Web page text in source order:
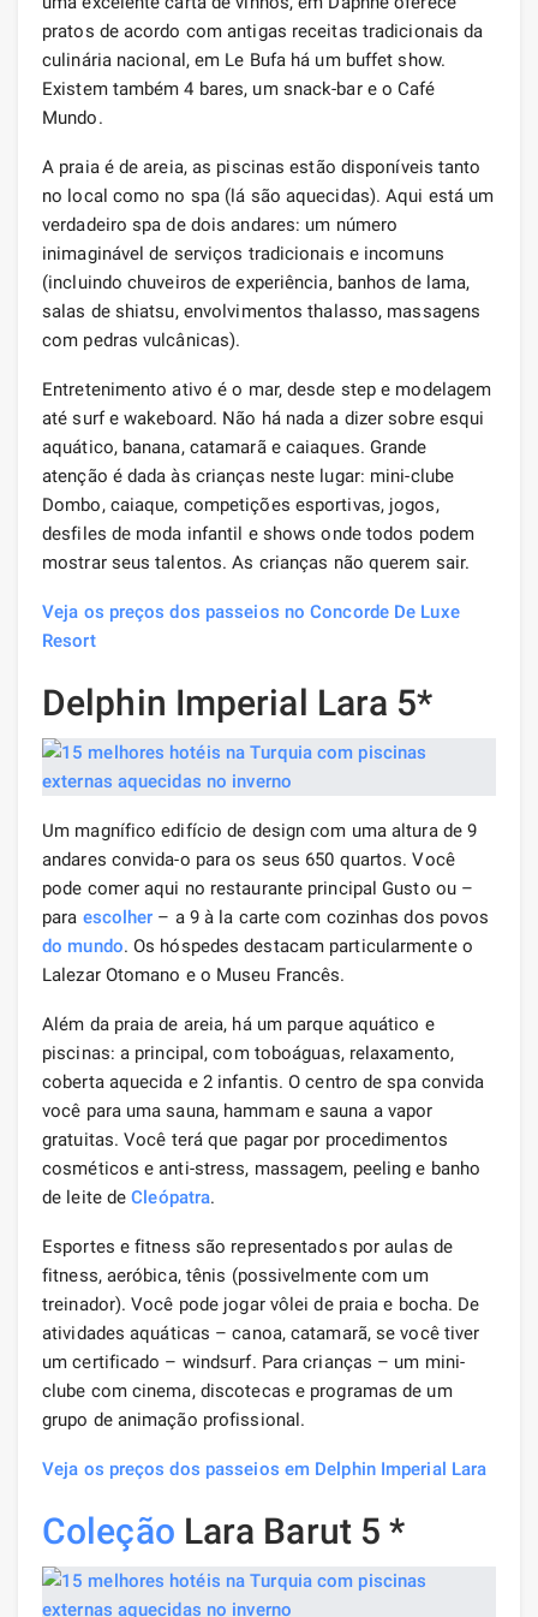
pratos de acordo com antigas receitas tradicionais da
culinária nacional, em Le Bufa há um buffet show.
Existem também 4 bares, um snack-bar e o Café
Mundo.
A praia é de areia, as piscinas estão disponíveis tanto
no local como no spa (lá são aquecidas). Aqui está um
verdadeiro spa de dois andares: um número
inimaginável de serviços tradicionais e incomuns
(incluindo chuveiros de experiência, banhos de lama,
salas de shiatsu, envolvimentos thalasso, massagens
com pedras vulcânicas).
Entretenimento ativo é o mar, desde step e modelagem
até surf e wakeboard. Não há nada a dizer sobre esqui
aquático, banana, catamarã e caiaques. Grande
atenção é dada às crianças neste lugar: mini-clube
Dombo, caiaque, competições esportivas, jogos,
desfiles de moda infantil e shows onde todos podem
mostrar seus talentos. As crianças não querem sair.
Veja os preços dos passeios no Concorde De Luxe
Resort
Delphin Imperial Lara 5*
Um magnífico edifício de design com uma altura de 9
andares convida-o para os seus 650 quartos. Você
pode comer aqui no restaurante principal Gusto ou –
para escolher – a 9 à la carte com cozinhas dos povos
do mundo. Os hóspedes destacam particularmente o
Lalezar Otomano e o Museu Francês.
Além da praia de areia, há um parque aquático e
piscinas: a principal, com toboáguas, relaxamento,
coberta aquecida e 2 infantis. O centro de spa convida
você para uma sauna, hammam e sauna a vapor
gratuitas. Você terá que pagar por procedimentos
cosméticos e anti-stress, massagem, peeling e banho
de leite deCleópatra.
Esportes e fitness são representados por aulas de
fitness, aeróbica, tênis (possivelmente com um
treinador). Você pode jogar vôlei de praia e bocha. De
atividades aquáticas – canoa, catamarã, se você tiver
um certificado – windsurf. Para crianças – um mini-
clube com cinema, discotecas e programas de um
grupo de animação profissional.
Veja os preços dos passeios em Delphin Imperial Lara
Coleção Lara Barut 5 *